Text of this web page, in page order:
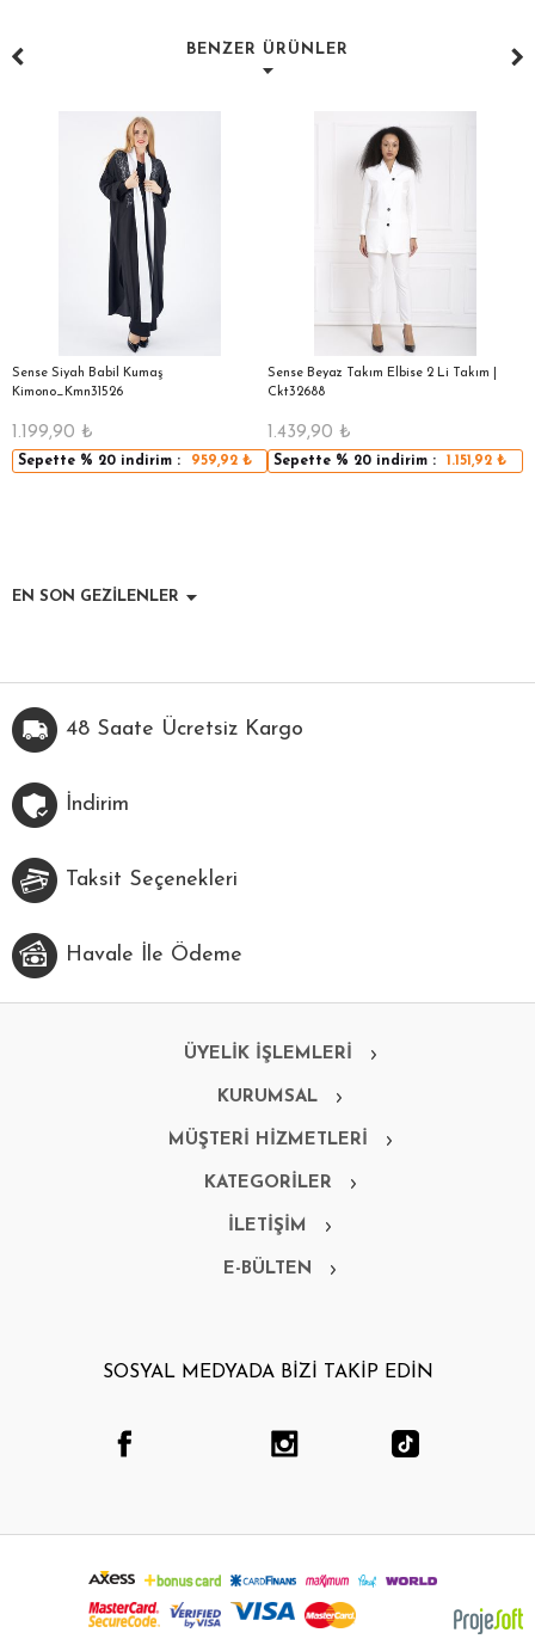
BENZER ÜRÜNLER
Sense Siyah Babil Kumaş
Kimono_Kmn31526
1.199,90 ₺
Sepette % 20 indirim : 959,92₺
Sense Beyaz Takım Elbise 2 Li Takım |
Ckt32688
1.439,90 ₺
Sepette % 20 indirim : 1.151,92 ₺
EN SON GEZİLENLER
48 Saate Ücretsiz Kargo
İndirim
Taksit Seçenekleri
Havale İle Ödeme
ÜYELİK İŞLEMLERİ
KURUMSAL
MÜŞTERİ HİZMETLERİ
KATEGORİLER
İLETİŞİM
E-BÜLTEN
SOSYAL MEDYADA BİZİ TAKİP EDİN